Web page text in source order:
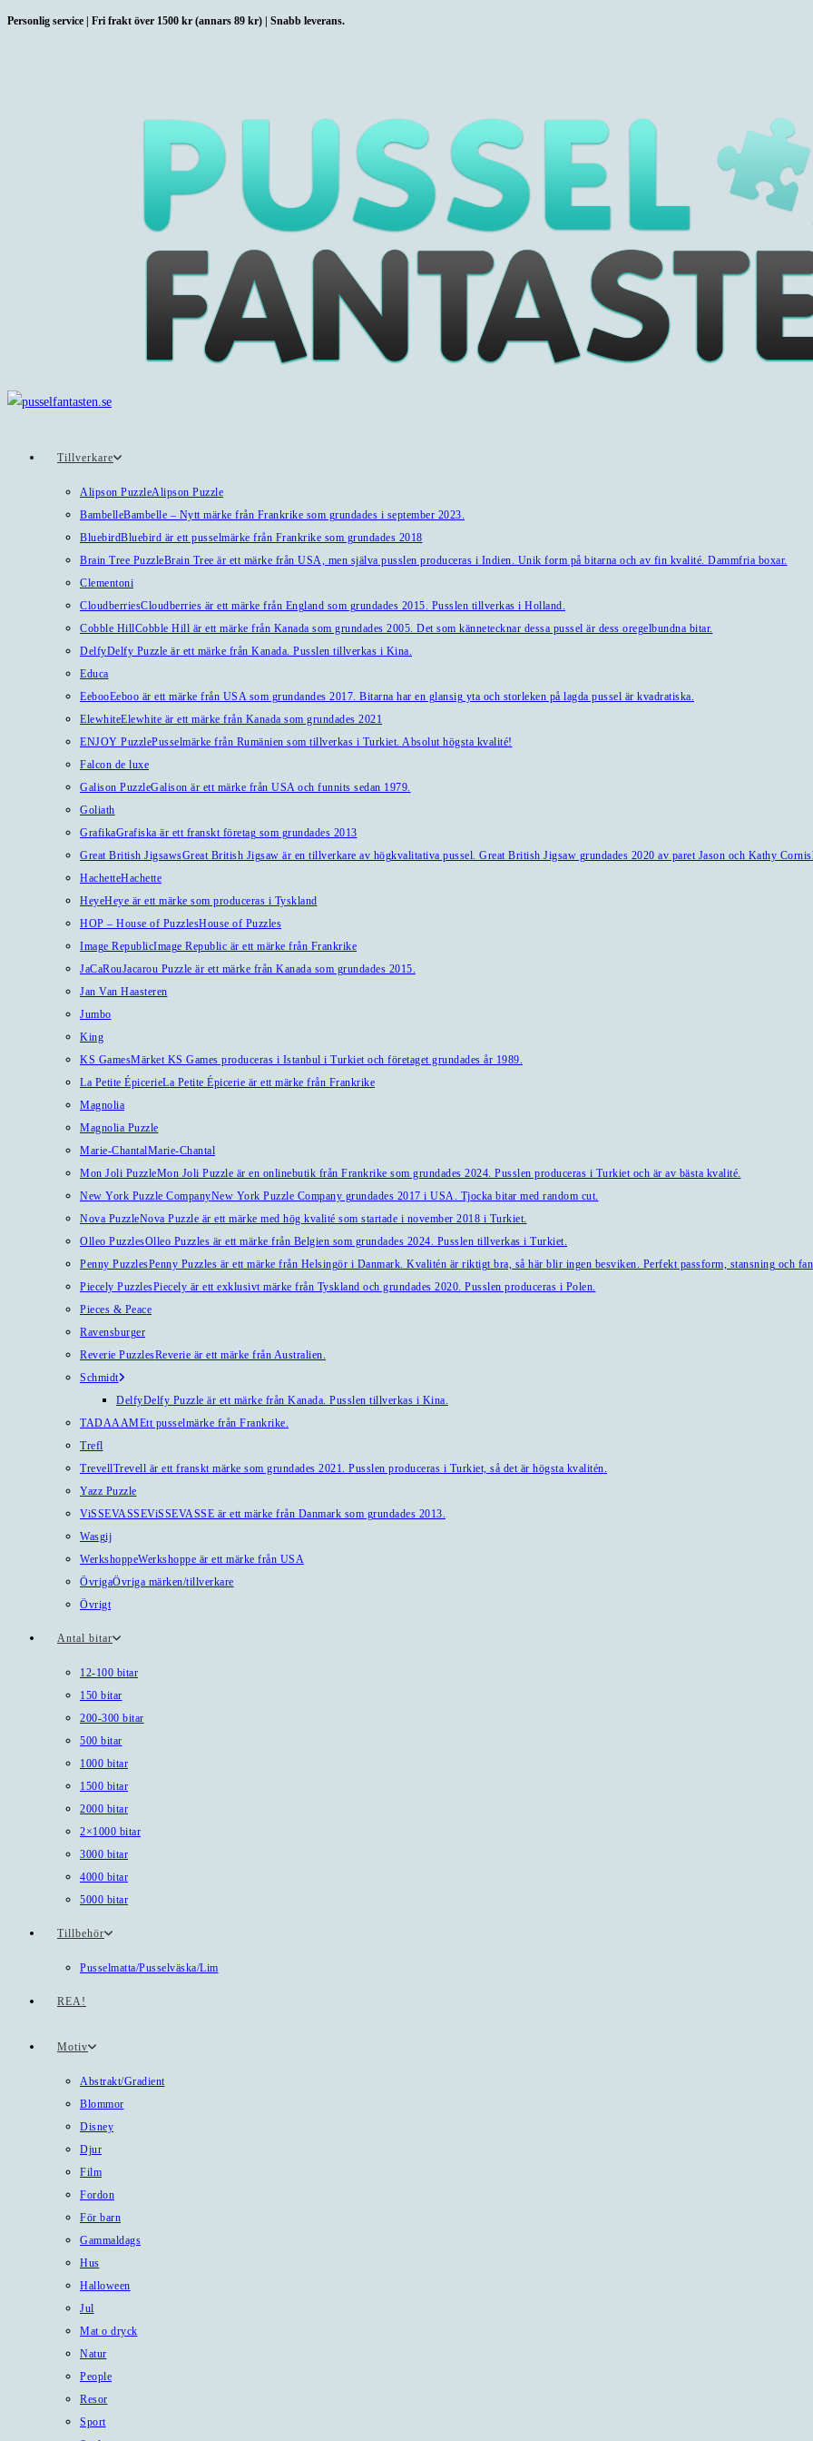
Hoppa
Personlig service | Fri frakt över 1500 kr (annars 89 kr) | Snabb leverans.
Tillverkare
Alipson PuzzleAlipson Puzzle
BambelleBambelle – Nytt märke från Frankrike som grundades i september 2023.
BluebirdBluebird är ett pusselmärke från Frankrike som grundades 2018
Brain Tree PuzzleBrain Tree är ett märke från USA, men själva pusslen produceras i Indien. Unik form på bitarna och av fin kvalité. Dammfria boxar.
Clementoni
CloudberriesCloudberries är ett märke från England som grundades 2015. Pusslen tillverkas i Holland.
Cobble HillCobble Hill är ett märke från Kanada som grundades 2005. Det som kännetecknar dessa pussel är dess oregelbundna bitar.
DelfyDelfy Puzzle är ett märke från Kanada. Pusslen tillverkas i Kina.
Educa
EebooEeboo är ett märke från USA som grundandes 2017. Bitarna har en glansig yta och storleken på lagda pussel är kvadratiska.
ElewhiteElewhite är ett märke från Kanada som grundades 2021
ENJOY PuzzlePusselmärke från Rumänien som tillverkas i Turkiet. Absolut högsta kvalité!
Falcon de luxe
Galison PuzzleGalison är ett märke från USA och funnits sedan 1979.
Goliath
GrafikaGrafiska är ett franskt företag som grundades 2013
Great British JigsawsGreat British Jigsaw är en tillverkare av högkvalitativa pussel. Great British Jigsaw grundades 2020 av paret Jason och Kathy
HachetteHachette
HeyeHeye är ett märke som produceras i Tyskland
HOP – House of PuzzlesHouse of Puzzles
Image RepublicImage Republic är ett märke från Frankrike
JaCaRouJacarou Puzzle är ett märke från Kanada som grundades 2015.
Jan Van Haasteren
Jumbo
King
KS GamesMärket KS Games produceras i Istanbul i Turkiet och företaget grundades år 1989.
La Petite ÉpicerieLa Petite Épicerie är ett märke från Frankrike
Magnolia
Magnolia Puzzle
Marie-ChantalMarie-Chantal
Mon Joli PuzzleMon Joli Puzzle är en onlinebutik från Frankrike som grundades 2024. Pusslen produceras i Turkiet och är av bästa kvalité.
New York Puzzle CompanyNew York Puzzle Company grundades 2017 i USA. Tjocka bitar med random cut.
Nova PuzzleNova Puzzle är ett märke med hög kvalité som startade i november 2018 i Turkiet.
Olleo PuzzlesOlleo Puzzles är ett märke från Belgien som grundades 2024. Pusslen tillverkas i Turkiet.
Penny PuzzlesPenny Puzzles är ett märke från Helsingör i Danmark. Kvalitén är riktigt bra, så här blir ingen besviken. Perfekt passform, stansning och
Piecely PuzzlesPiecely är ett exklusivt märke från Tyskland och grundades 2020. Pusslen produceras i Polen.
Pieces & Peace
Ravensburger
Reverie PuzzlesReverie är ett märke från Australien.
Schmidt
DelfyDelfy Puzzle är ett märke från Kanada. Pusslen tillverkas i Kina.
TADAAAMEtt pusselmärke från Frankrike.
Trefl
TrevellTrevell är ett franskt märke som grundades 2021. Pusslen produceras i Turkiet, så det är högsta kvalitén.
Yazz Puzzle
ViSSEVASSEViSSEVASSE är ett märke från Danmark som grundades 2013.
Wasgij
WerkshoppeWerkshoppe är ett märke från USA
ÖvrigaÖvriga märken/tillverkare
Övrigt
Antal bitar
12-100 bitar
150 bitar
200-300 bitar
500 bitar
1000 bitar
1500 bitar
2000 bitar
2×1000 bitar
3000 bitar
4000 bitar
5000 bitar
Tillbehör
Pusselmatta/Pusselväska/Lim
REA!
Motiv
Abstrakt/Gradient
Blommor
Disney
Djur
Film
Fordon
För barn
Gammaldags
Hus
Halloween
Jul
Mat o dryck
Natur
People
Resor
Sport